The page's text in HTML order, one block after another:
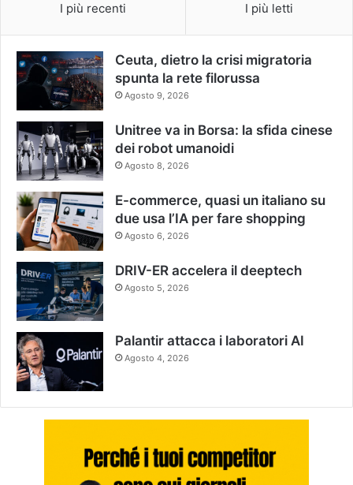
I più recenti I più letti
Ceuta, dietro la crisi migratoria
spunta la rete filorussa
Agosto 9, 2026
Unitree va in Borsa: la sfida cinese
dei robot umanoidi
Agosto 8, 2026
E-commerce, quasi un italiano su
due usa l’IA per fare shopping
Agosto 6, 2026
DRIV-ER accelera il deeptech
Agosto 5, 2026
Palantir attacca i laboratori AI
Agosto 4, 2026